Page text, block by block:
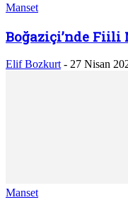
Manset
Boğaziçi’nde Fiili
Elif Bozkurt - 27 Nisan
Manset